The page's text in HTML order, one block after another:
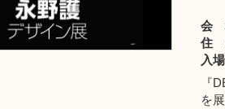
会
住
入
『
を